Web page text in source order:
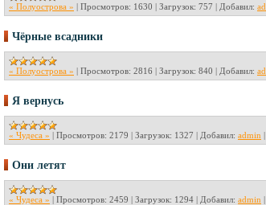
« Полуострова » | Просмотров: 1630 | Загрузок: 757 | Добавил:
Чёрные всадники
« Полуострова » | Просмотров: 2816 | Загрузок: 840 | Добавил:
Я вернусь
« Чудеса » | Просмотров: 2179 | Загрузок: 1327 | Добавил: admin |
Они летят
« Чудеса » | Просмотров: 2459 | Загрузок: 1294 | Добавил: admin |